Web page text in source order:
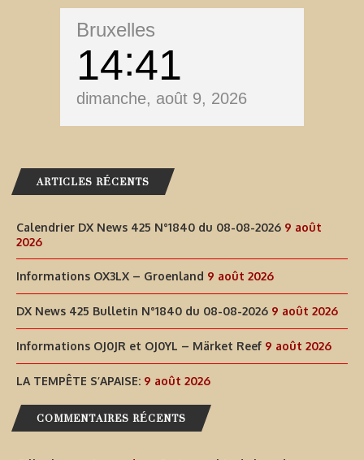
Bruxelles
14 41
dimanche, août 9, 2026
ARTICLES RÉCENTS
Calendrier DX News 425 N°1840 du 08-08-2026 9 août
2026
Informations OX3LX – Groenland 9 août 2026
DX News 425 Bulletin N°1840 du 08-08-2026 9 août 2026
Informations OJ0JR et OJ0YL – Märket Reef 9 août 2026
LA TEMPÊTE S’APAISE: 9 août 2026
COMMENTAIRES RÉCENTS